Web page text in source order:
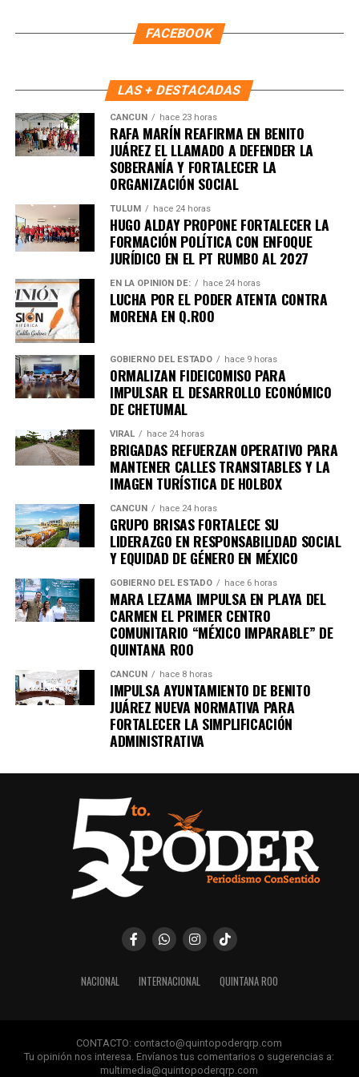
Recibe las noticias al instante
Únete al canal oficial de WhatsApp de
Quinto Podery recibe las noticias más
importantes de Quintana Roo directamente
en tu teléfono.
Unirme al canal de WhatsApp
FACEBOOK
LAS + DESTACADAS
CANCÚN hace 23 horas
RAFA MARÍN REAFIRMA EN BENITO
JUÁREZ EL LLAMADO A DEFENDER LA
SOBERANÍA Y FORTALECER LA
ORGANIZACIÓN SOCIAL
TULUM hace 24 horas
HUGO ALDAY PROPONE FORTALECER LA
FORMACIÓN POLÍTICA CON ENFOQUE
JURÍDICO EN EL PT RUMBO AL 2027
EN LA OPINIÓN DE: hace 24 horas
LUCHA POR EL PODER ATENTA CONTRA
MORENA EN Q.ROO
GOBIERNO DEL ESTADO hace 9 horas
ORMALIZAN FIDEICOMISO PARA
IMPULSAR EL DESARROLLO ECONÓMICO
DE CHETUMAL
VIRAL hace 24 horas
BRIGADAS REFUERZAN OPERATIVO PARA
MANTENER CALLES TRANSITABLES Y LA
IMAGEN TURÍSTICA DE HOLBOX
CANCÚN hace 24 horas
GRUPO BRISAS FORTALECE SU
LIDERAZGO EN RESPONSABILIDAD SOCIAL
Y EQUIDAD DE GÉNERO EN MÉXICO
GOBIERNO DEL ESTADO hace 6 horas
MARA LEZAMA IMPULSA EN PLAYA DEL
CARMEN EL PRIMER CENTRO
COMUNITARIO “MÉXICO IMPARABLE” DE
QUINTANA ROO
CANCÚN hace 8 horas
IMPULSA AYUNTAMIENTO DE BENITO
JUÁREZ NUEVA NORMATIVA PARA
FORTALECER LA SIMPLIFICACIÓN
ADMINISTRATIVA
NACIONAL INTERNACIONAL QUINTANA ROO
CONTACTO: contacto@quintopoderqrp.com
Tu opinión nos interesa. Envíanos tus comentarios o sugerencias a:
multimedia@quintopoderqrp.com